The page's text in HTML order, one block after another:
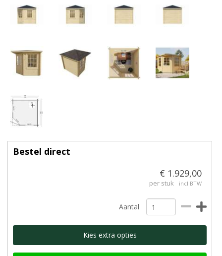
Bestel direct
€ 1.929,00
per stuk incl BTW
Aantal
Kies extra opties